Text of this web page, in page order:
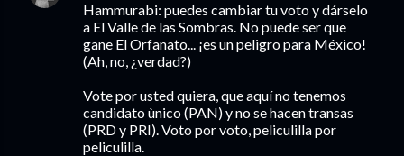
Hammurabi: puedes cambiar tu voto y dárselo
a El Valle de las Sombras. No puede ser que
gane El Orfanato... ¡es un peligro para México!
(Ah, no, ¿verdad?)
Vote por usted quiera, que aquí no tenemos
candidato ùnico (PAN) y no se hacen transas
(PRD y PRI). Voto por voto, peliculilla por
peliculilla.